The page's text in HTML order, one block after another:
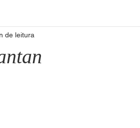
EAD
de leitura